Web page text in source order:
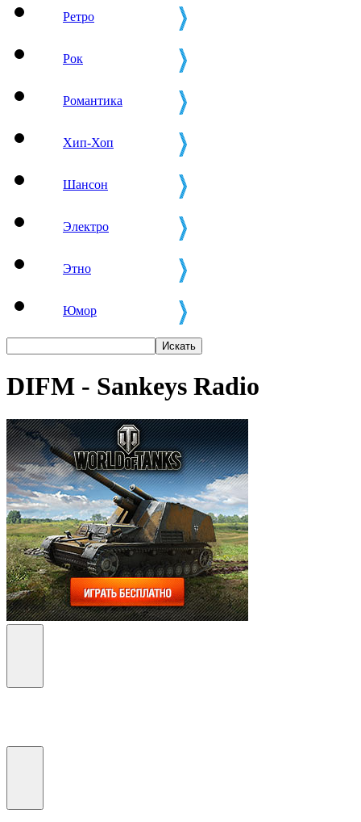
Ретро
Рок
Романтика
Хип-Хоп
Шансон
Электро
Этно
Юмор
DIFM - Sankeys Radio